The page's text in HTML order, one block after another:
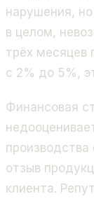
нарушения,
в целом,
трёх месяцев
с 2% до 5%,
Финансовая
отзыв
клиента.